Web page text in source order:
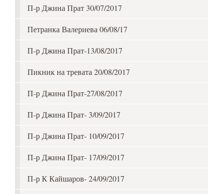
П-р Джина Прат 30/07/2017
Петранка Валериева 06/08/17
П-р Джина Прат-13/08/2017
Пикник на тревата 20/08/2017
П-р Джина Прат-27/08/2017
П-р Джина Прат- 3/09/2017
П-р Джина Прат- 10/09/2017
П-р Джина Прат- 17/09/2017
П-р К Кайшаров- 24/09/2017